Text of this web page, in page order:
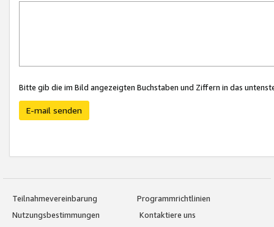
Bitte gib die im Bild angezeigten Buchstaben und Ziffern in das
E-mail senden
Teilnahmevereinbarung
Programmrichtlinien
Nutzungsbestimmungen
Kontaktiere uns